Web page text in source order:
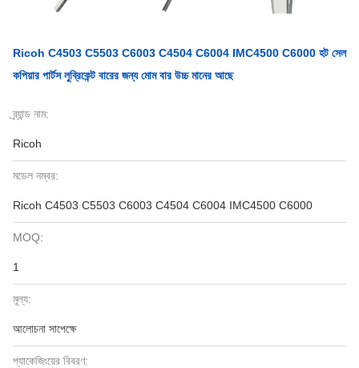
Ricoh C4503 C5503 C6003 C4504 C6004 IMC4500 C6000 হট সেল
কপিয়ার পার্টস লুব্রিকেন্ট বারের জন্য মোম বার উচ্চ মানের আছে
ব্র্যান্ড নাম:
Ricoh
মডেল নম্বর:
Ricoh C4503 C5503 C6003 C4504 C6004 IMC4500 C6000
MOQ:
1
মূল্য:
আলোচনা সাপেক্ষে
প্যাকেজিংয়ের বিবরণ: